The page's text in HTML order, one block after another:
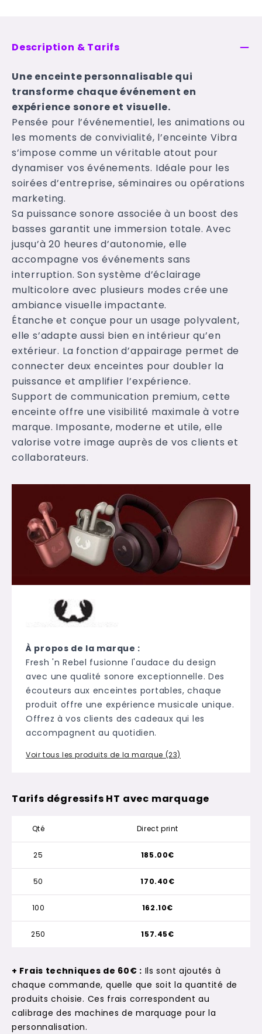
Description & Tarifs
Une enceinte personnalisable qui
transforme chaque événement en
expérience sonore et visuelle.
Pensée pour l’événementiel, les animations ou
les moments de convivialité, l’enceinte Vibra
s’impose comme un véritable atout pour
dynamiser vos événements. Idéale pour les
soirées d’entreprise, séminaires ou opérations
marketing.
Sa puissance sonore associée à un boost des
basses garantit une immersion totale. Avec
jusqu’à 20 heures d’autonomie, elle
accompagne vos événements sans
interruption. Son système d’éclairage
multicolore avec plusieurs modes crée une
ambiance visuelle impactante.
Étanche et conçue pour un usage polyvalent,
elle s’adapte aussi bien en intérieur qu’en
extérieur. La fonction d’appairage permet de
connecter deux enceintes pour doubler la
puissance et amplifier l’expérience.
Support de communication premium, cette
enceinte offre une visibilité maximale à votre
marque. Imposante, moderne et utile, elle
valorise votre image auprès de vos clients et
collaborateurs.
À propos de la marque :
Fresh 'n Rebel fusionne l'audace du design
avec une qualité sonore exceptionnelle. Des
écouteurs aux enceintes portables, chaque
produit offre une expérience musicale unique.
Offrez à vos clients des cadeaux qui les
accompagnent au quotidien.
Voir tous les produits de la marque (23)
Tarifs dégressifs HT avec marquage
Qté Direct print
25
50
100
250
185.00€
170.40€
162.10€
157.45€
+ Frais techniques de 60€ : Ils sont ajoutés à
chaque commande, quelle que soit la quantité de
produits choisie. Ces frais correspondent au
calibrage des machines de marquage pour la
personnalisation.